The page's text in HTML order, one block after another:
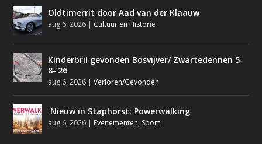
Oldtimerrit door Aad van der Klaauw
aug 6, 2026 | Cultuur en Historie
Kinderbril gevonden Bosvijver/ Zwartedennen 5-
8-’26
aug 6, 2026 |Verloren/Gevonden
Nieuw in Staphorst: Powerwalking
aug 6, 2026 | Evenementen, Sport